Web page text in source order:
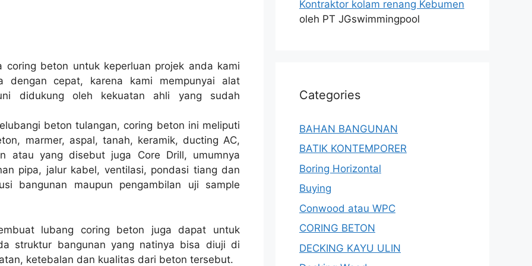
beton untuk keperluan projek anda kami
dengan cepat, karena kami mempunyai alat
didukung oleh kekuatan ahli yang sudah
beton tulangan, coring beton ini meliputi
marmer, aspal, tanah, keramik, ducting AC,
atau yang disebut juga Core Drill, umumnya
pipa, jalur kabel, ventilasi, pondasi tiang dan
bangunan maupun pengambilan uji sample
lubang coring beton juga dapat untuk
struktur bangunan yang natinya bisa diuji di
ketebalan dan kualitas dari beton tersebut.
Kontraktor kolam renang Kebumen
oleh PT JGswimmingpool
Categories
BAHAN BANGUNAN
BATIK KONTEMPORER
Boring Horizontal
Buying
Conwood atau WPC
CORING BETON
DECKING KAYU ULIN